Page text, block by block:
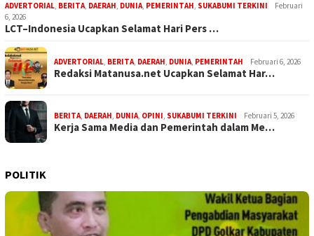
ADVERTORIAL, BERITA, DAERAH, DUNIA, PEMERINTAH, SUKABUMI TERKINI
Februari
6, 2026
LCT–Indonesia Ucapkan Selamat Hari Pers …
ADVERTORIAL, BERITA, DAERAH, DUNIA, PEMERINTAH Februari 6, 2026
Redaksi Matanusa.net Ucapkan Selamat Har…
BERITA, DAERAH, DUNIA, OPINI, SUKABUMI TERKINI Februari 5, 2026
Kerja Sama Media dan Pemerintah dalam Me…
POLITIK